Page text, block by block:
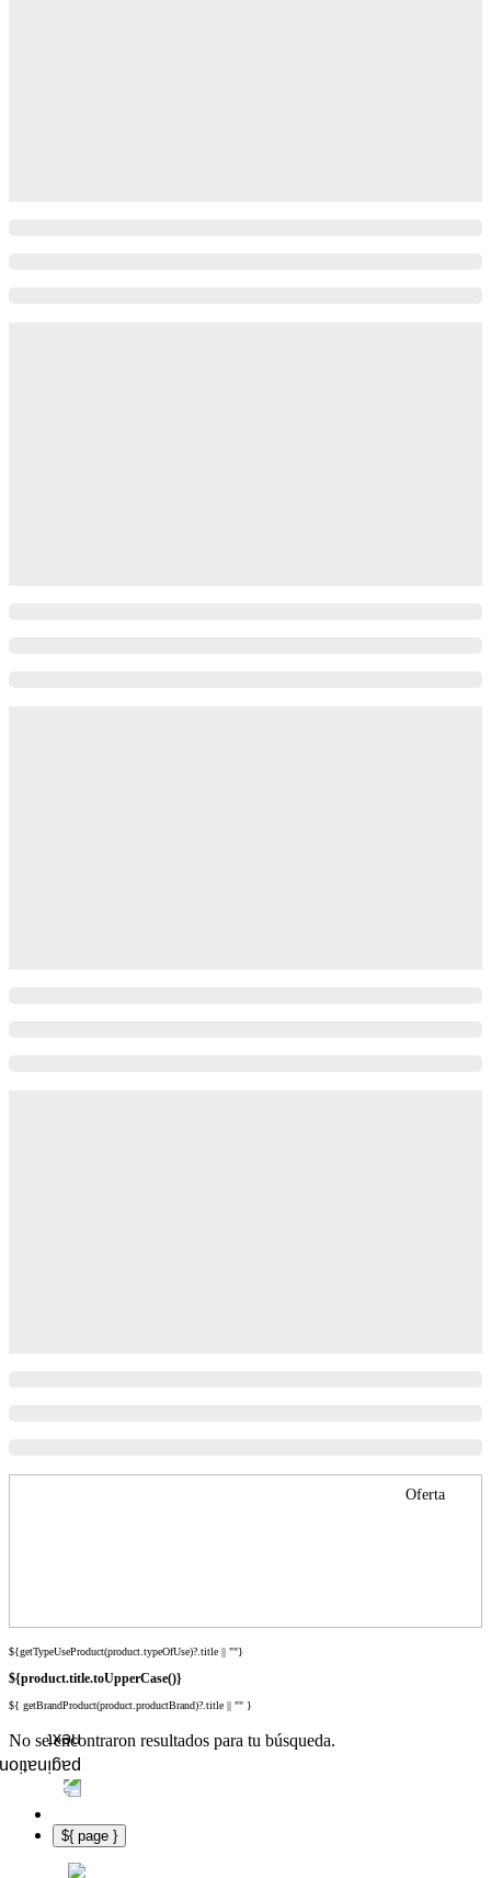
Oferta
${getTypeUseProduct(product.typeOfUse)?.title || ""}
${product.title.toUpperCase()}
${ getBrandProduct(product.productBrand)?.title || "" }
No se encontraron resultados para tu búsqueda.
${ page }